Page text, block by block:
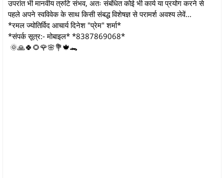
उपरांत भी मानवीय त्रुटि संभव, अतः संबंधित कोई भी कार्य या प्रयोग करने से
पहले अपने स्वविवेक के साथ किसी संबद्ध विशेषज्ञ से परामर्श अवश्य लेवें...
*रमल ज्योतिर्विद आचार्य दिनेश "प्रेम" शर्मा*
*संपर्क सूत्र:- मोबाइल* *8387869068*
🌞🙏🍀🌻🌹🌸💐🍁🐊